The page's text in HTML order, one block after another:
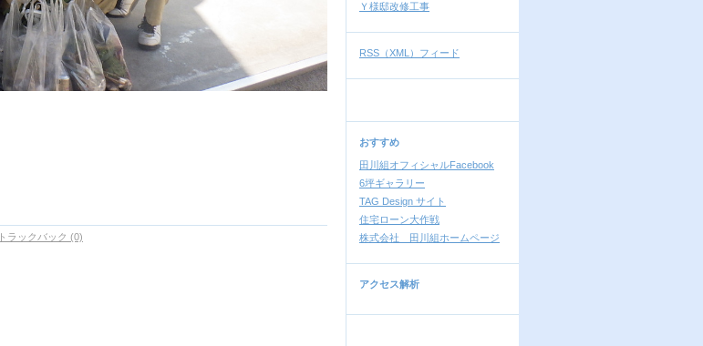
トラックバック (0)
Ｙ様邸改修工事
RSS（XML）フィード
おすすめ
田川組オフィシャルFacebook
6坪ギャラリー
TAG Design サイト
住宅ローン大作戦
株式会社 田川組ホームページ
アクセス解析